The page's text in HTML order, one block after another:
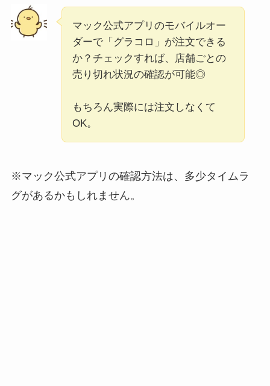
マック公式アプリのモバイルオー
ダーで「グラコロ」が注文できる
か？チェックすれば、店舗ごとの
売り切れ状況の確認が可能◎
もちろん実際には注文しなくて
OK。
※マック公式アプリの確認方法は、多少タイムラ
グがあるかもしれません。